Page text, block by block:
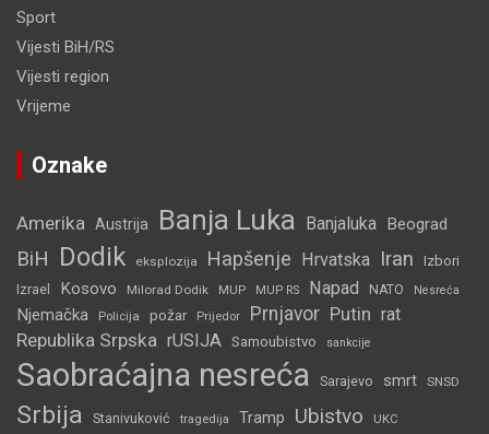
Sport
Vijesti BiH/RS
Vijesti region
Vrijeme
Oznake
Amerika Austrija Banja Luka Banjaluka Beograd
BiH Dodik eksplozija Hapšenje Hrvatska Iran Izbori
Izrael Kosovo Milorad Dodik MUP MUP RS Napad NATO Nesreća
Njemačka Policija požar Prijedor Prnjavor Putin rat
Republika Srpska rUSIJA Samoubistvo sankcije
Saobraćajna nesreća Sarajevo smrt SNSD
Srbija Stanivuković tragedija Tramp Ubistvo UKC